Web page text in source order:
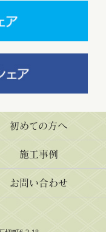
初めての方へ
施工事例
お問い合わせ